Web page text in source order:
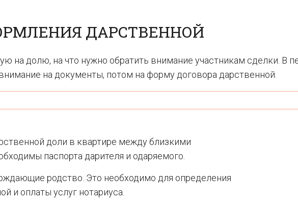
ДАРСТВЕННОЙ
на долю, на что нужно обратить внимание участникам сделки. В
на документы, потом на форму договора дарственной.
доли в квартире между близкими
паспорта дарителя и одаряемого.
родство. Это необходимо для определения
и оплаты услуг нотариуса.